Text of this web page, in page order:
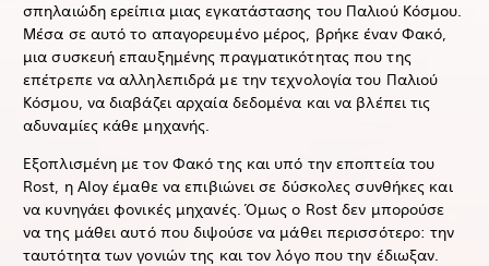
σπηλαιώδη ερείπια μιας εγκατάστασης του Παλιού Κόσμου.
Μέσα σε αυτό το απαγορευμένο μέρος, βρήκε έναν Φακό,
μια συσκευή επαυξημένης πραγματικότητας που της
επέτρεπε να αλληλεπιδρά με την τεχνολογία του Παλιού
Κόσμου, να διαβάζει αρχαία δεδομένα και να βλέπει τις
αδυναμίες κάθε μηχανής.
Εξοπλισμένη με τον Φακό της και υπό την εποπτεία του
Rost, η Aloy έμαθε να επιβιώνει σε δύσκολες συνθήκες και
να κυνηγάει φονικές μηχανές. Όμως ο Rost δεν μπορούσε
να της μάθει αυτό που διψούσε να μάθει περισσότερο: την
ταυτότητα των γονιών της και τον λόγο που την έδιωξαν.